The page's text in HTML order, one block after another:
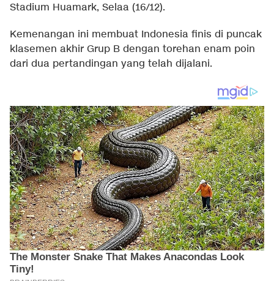
Stadium Huamark, Selaa (16/12).
Kemenangan ini membuat Indonesia finis di puncak
klasemen akhir Grup B dengan torehan enam poin
dari dua pertandingan yang telah dijalani.